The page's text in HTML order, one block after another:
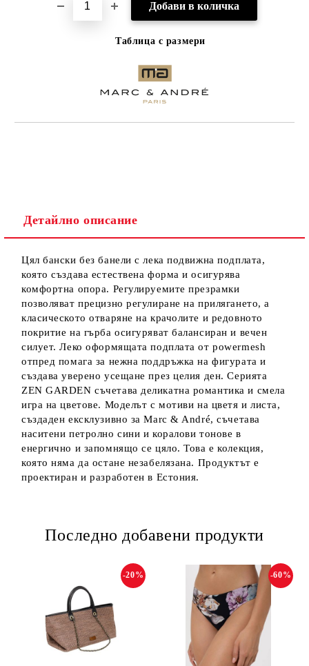
Таблица с размери
Детайлно описание
Цял бански без банели с лека подвижна подплата,
която създава естествена форма и осигурява
комфортна опора. Регулируемите презрамки
позволяват прецизно регулиране на прилягането, а
класическото отваряне на крачолите и редовното
покритие на гърба осигуряват балансиран и вечен
силует. Леко оформящата подплата от powermesh
отпред помага за нежна поддръжка на фигурата и
създава уверено усещане през целия ден. Серията
ZEN GARDEN съчетава деликатна романтика и смела
игра на цветове. Моделът с мотиви на цветя и листа,
създаден ексклузивно за Marc & André, съчетава
наситени петролно сини и коралови тонове в
енергично и запомнящо се цяло. Това е колекция,
която няма да остане незабелязана. Продуктът е
проектиран и разработен в Естония.
Последно добавени продукти
-20% -60%